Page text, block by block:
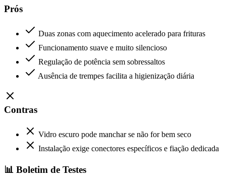
Prós
Duas zonas com aquecimento acelerado para frituras
Funcionamento suave e muito silencioso
Regulação de potência sem sobressaltos
Ausência de trempes facilita a higienização diária
Contras
Vidro escuro pode manchar se não for bem seco
Instalação exige conectores específicos e fiação dedicada
📊 Boletim de Testes